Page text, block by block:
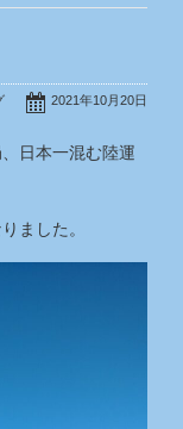
2021年10月20日
日本一混む陸運
ました。